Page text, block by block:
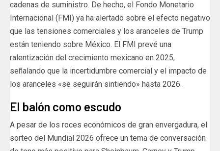
cadenas de suministro. De hecho, el Fondo Monetario
Internacional (FMI) ya ha alertado sobre el efecto negativo
que las tensiones comerciales y los aranceles de Trump
están teniendo sobre México. El FMI prevé una
ralentización del crecimiento mexicano en 2025,
señalando que la incertidumbre comercial y el impacto de
los aranceles «se seguirán sintiendo» hasta 2026.
El balón como escudo
A pesar de los roces económicos de gran envergadura, el
sorteo del Mundial 2026 ofrece un tema de conversación